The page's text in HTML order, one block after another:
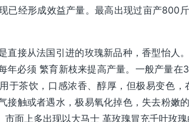
已经形成效益产量。最高出现过亩产800
直接从法国引进的玫瑰新品种，香型怡人
年必须 繁育新枝来提高产量。一般产量
于茶饮，口感浓香、醇厚，但极易变色，
接触或者遇水，极易氧化掉色，失去粉嫩
面上多出现以大马士 革玫瑰冒充千叶玫瑰